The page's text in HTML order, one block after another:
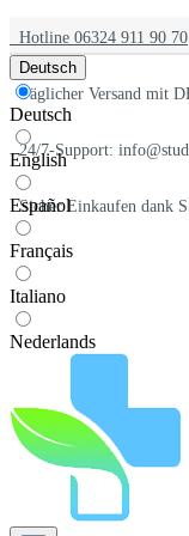
Hotline 06324 911 90 70
Täglicher Versand mit
24/7-Support:
Sicher Einkaufen dank
Deutsch
Deutsch
English
Español
Français
Italiano
Nederlands